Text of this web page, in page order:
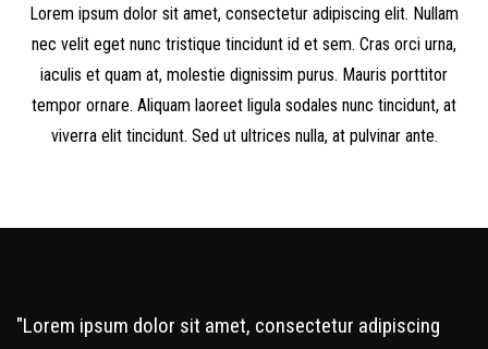
Lorem ipsum dolor sit amet, consectetur adipiscing elit. Nullam
nec velit eget nunc tristique tincidunt id et sem. Cras orci urna,
iaculis et quam at, molestie dignissim purus. Mauris porttitor
tempor ornare. Aliquam laoreet ligula sodales nunc tincidunt, at
viverra elit tincidunt. Sed ut ultrices nulla, at pulvinar ante.
"Lorem ipsum dolor sit amet, consectetur adipiscing